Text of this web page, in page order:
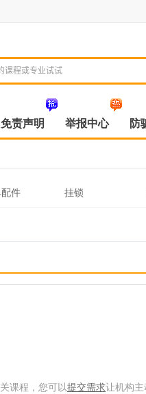
免责声明 举报中心 防
件 挂锁
课程，您可以提交需求让机构